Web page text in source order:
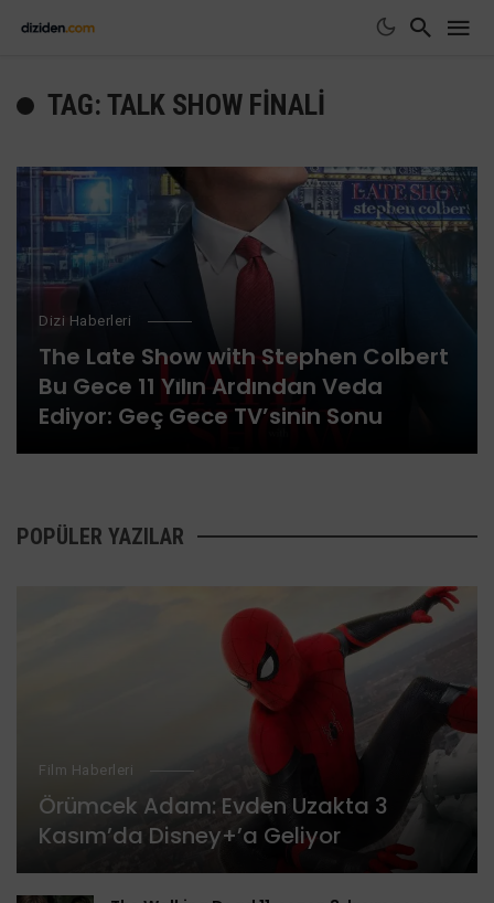
TAG: TALK SHOW FINALI
Dizi Haberleri
The Late Show with Stephen Colbert
Bu Gece 11 Yılın Ardından Veda
Ediyor: Geç Gece TV’sinin Sonu
POPÜLER YAZILAR
Film Haberleri
Örümcek Adam: Evden Uzakta 3
Kasım’da Disney+’a Geliyor